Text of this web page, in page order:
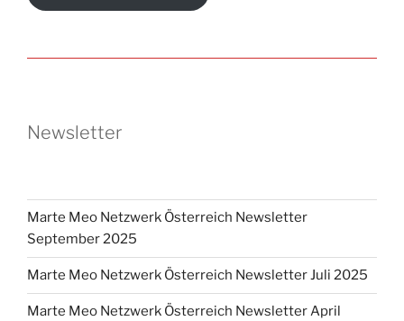
Newsletter
Marte Meo Netzwerk Österreich Newsletter
September 2025
Marte Meo Netzwerk Österreich Newsletter Juli 2025
Marte Meo Netzwerk Österreich Newsletter April